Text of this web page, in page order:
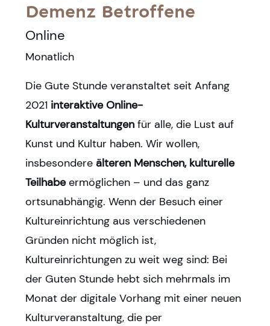
Demenz Betroffene
Online
Monatlich
Die Gute Stunde veranstaltet seit Anfang
2021 interaktive Online-
Kulturveranstaltungen für alle, die Lust auf
Kunst und Kultur haben. Wir wollen,
insbesondere älteren Menschen, kulturelle
Teilhabeermöglichen – und das ganz
ortsunabhängig. Wenn der Besuch einer
Kultureinrichtung aus verschiedenen
Gründen nicht möglich ist,
Kultureinrichtungen zu weit weg sind: Bei
der Guten Stunde hebt sich mehrmals im
Monat der digitale Vorhang mit einer neuen
Kulturveranstaltung, die per